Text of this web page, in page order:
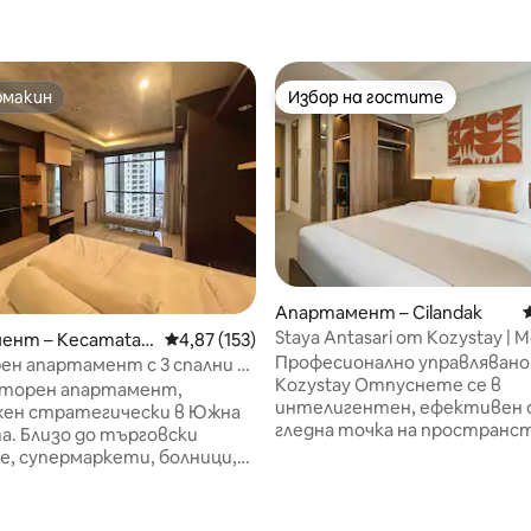
– Kecamatan
Lama
Средна оценка: 4,87 от 5, 153 отзива
4,87 (153)
апартамент с 3 спални в
апартамент,
стратегически в Южна
Близо до търговски
супермаркети, болници,
Избор на гостите
Избор на гостите
Апартамент – Cilandak
Staya Antasari от Kozystay |
градски престой
Професионално
Kozystay Отпуснете се в
интелигентен, ефективен
гледна точка на